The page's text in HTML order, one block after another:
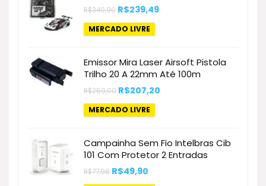
R$349,90 O
original
era:
R$239,49O
MERCADO LIVRE
Emissor Mira Laser Airsoft Pistola
Trilho 20 A 22mm Até 100m
R$259,00 O
original
era:
R$207,20
MERCADO LIVRE
Campainha Sem Fio Intelbras Cib
101 Com Protetor 2 Entradas
R$77,98 O
R$49,90